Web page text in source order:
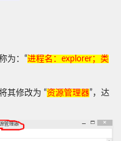
为：“进程名：explorer；类
其修改为 “资源管理器”，达